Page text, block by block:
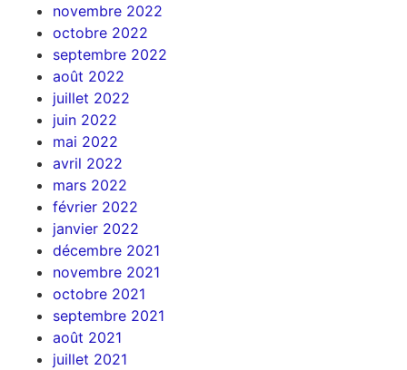
novembre 2022
octobre 2022
septembre 2022
août 2022
juillet 2022
juin 2022
mai 2022
avril 2022
mars 2022
février 2022
janvier 2022
décembre 2021
novembre 2021
octobre 2021
septembre 2021
août 2021
juillet 2021